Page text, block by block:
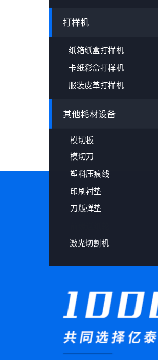
激光切割机
打样机
纸箱纸盒打样机
卡纸彩盒打样机
服装皮革打样机
其他耗材设备
模切板
模切刀
塑料压痕线
印刷衬垫
刀版弹垫